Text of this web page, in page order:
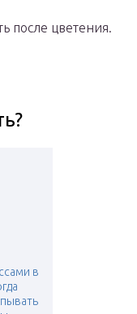
после цветения.
в